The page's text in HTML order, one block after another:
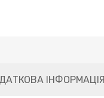
ІНФОРМАЦІЯ